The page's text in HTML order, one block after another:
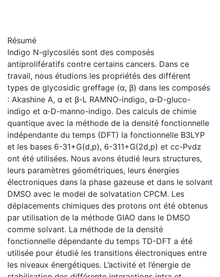
Résumé
Indigo N-glycosilés sont des composés
antiprolifératifs contre certains cancers. Dans ce
travail, nous étudions les propriétés des différent
types de glycosidic greffage (α, β) dans les composés
: Akashine A, α et β-L RAMNO-indigo, α-D-gluco-
indigo et α-D-manno-indigo. Des calculs de chimie
quantique avec la méthode de la densité fonctionnelle
indépendante du temps (DFT) la fonctionnelle B3LYP
et les bases 6-31+G(d,p), 6-311+G(2d,p) et cc-Pvdz
ont été utilisées. Nous avons étudié leurs structures,
leurs paramètres géométriques, leurs énergies
électroniques dans la phase gazeuse et dans le solvant
DMSO avec le model de solvatation CPCM. Les
déplacements chimiques des protons ont été obtenus
par utilisation de la méthode GIAO dans le DMSO
comme solvant. La méthode de la densité
fonctionnelle dépendante du temps TD-DFT a été
utilisée pour étudié les transitions électroniques entre
les niveaux énergétiques. L’activité et l’énergie de